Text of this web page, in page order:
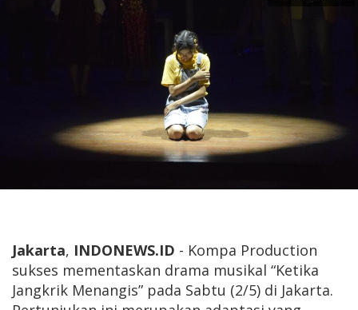
Jakarta, INDONEWS.ID - Kompa Production
sukses mementaskan drama musikal “Ketika
Jangkrik Menangis” pada Sabtu (2/5) di Jakarta.